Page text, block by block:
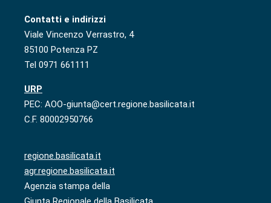
Contatti e indirizzi
Viale Vincenzo Verrastro, 4
85100 Potenza PZ
Tel 0971 661111
URP
PEC: AOO-giunta@cert.regione.basilicata.it
C.F. 80002950766
regione.basilicata.it
agr.regione.basilicata.it
Agenzia stampa della